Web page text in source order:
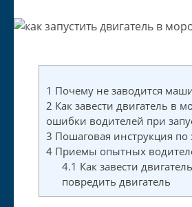
1 Почему не заводится
2 Как завести двигатель в
ошибки водителей при
3 Пошаговая инструкция по
4 Приемы опытных
4.1 Как завести
повредить двигатель